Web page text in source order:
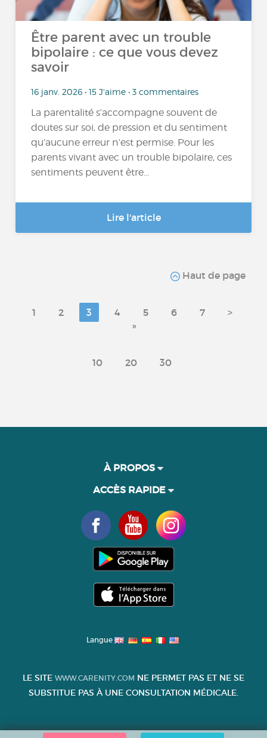
Être parent avec un trouble
bipolaire : ce que vous devez
savoir
16 janv. 2026 • 15 J'aime • 3 commentaires
La parentalité s’accompagne souvent de
doutes sur soi, de pression et du sentiment
qu’aucune erreur n’est permise. Pour les
parents vivant avec un trouble bipolaire, ces
sentiments peuvent être...
Lire l'article
Haut de page
1 2 3 4 5 6 7
>
»
10 20 30
À PROPOS
ACCÈS RAPIDE
Langue
LE SITE WWW.CARENITY.COM NE PERMET PAS ET NE SE
SUBSTITUE PAS À UNE CONSULTATION MÉDICALE.